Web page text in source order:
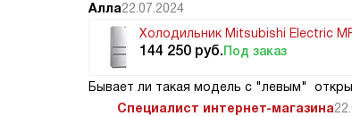
Алла22.07.2024
Холодильник Mitsubishi Electric
144 250 руб.Под заказ
Бывает ли такая модель с "левым"
Специалист интернет-магазина